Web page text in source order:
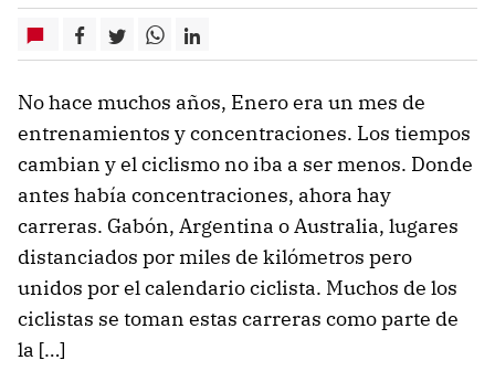
No hace muchos años, Enero era un mes de
entrenamientos y concentraciones. Los tiempos
cambian y el ciclismo no iba a ser menos. Donde
antes había concentraciones, ahora hay
carreras. Gabón, Argentina o Australia, lugares
distanciados por miles de kilómetros pero
unidos por el calendario ciclista. Muchos de los
ciclistas se toman estas carreras como parte de
la […]